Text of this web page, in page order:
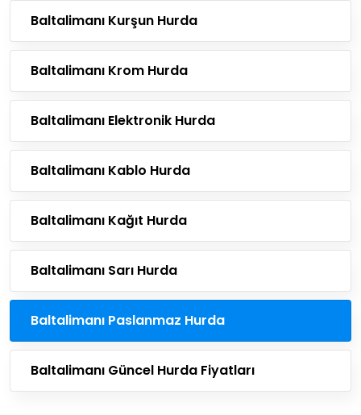
Baltalimanı Kurşun Hurda
Baltalimanı Krom Hurda
Baltalimanı Elektronik Hurda
Baltalimanı Kablo Hurda
Baltalimanı Kağıt Hurda
Baltalimanı Sarı Hurda
Baltalimanı Paslanmaz Hurda
Baltalimanı Güncel Hurda Fiyatları